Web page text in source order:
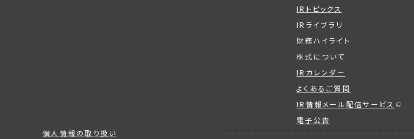
IRトピックス
IRライブラリ
財務ハイライト
株式について
IRカレンダー
よくあるご質問
IR情報メール配信サービス
電子公告
個人情報の取り扱い